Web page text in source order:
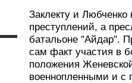
Заклекту и
преступлений, а
батальоне "Айдар".
сам факт участия в
положения
военнопленными и с